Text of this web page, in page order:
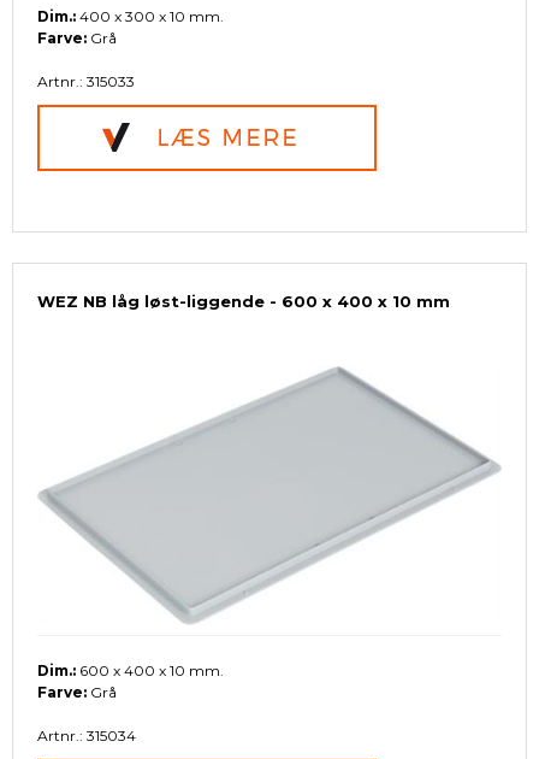
Dim.: 400 x 300 x 10 mm.
Farve: Grå
Artnr.: 315033
WEZ NB låg løst-liggende - 600 x 400 x 10 mm
Dim.: 600 x 400 x 10 mm.
Farve: Grå
Artnr.: 315034